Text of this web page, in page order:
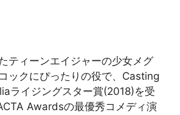
ティーンエイジャーの少女メグ
ックにぴったりの役で、Casting
ライジングスター賞(2018)を受
Awardsの最優秀コメディ演